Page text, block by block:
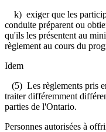
k) exiger que les
conduite préparent ou
qu'ils les présentent au
règlement au cours du
Idem
(5) Les règlements pris
traiter différemment
parties de l'Ontario.
Personnes autorisées à